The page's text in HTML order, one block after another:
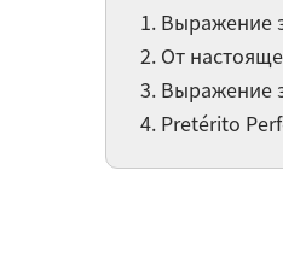
Выражение
От
Выражение
Pretérito